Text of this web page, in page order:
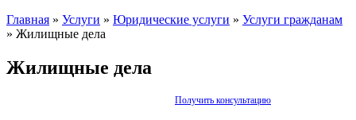
Главная » Услуги » Юридические услуги » Услуги гражданам
» Жилищные дела
Жилищные дела
Получить консультацию